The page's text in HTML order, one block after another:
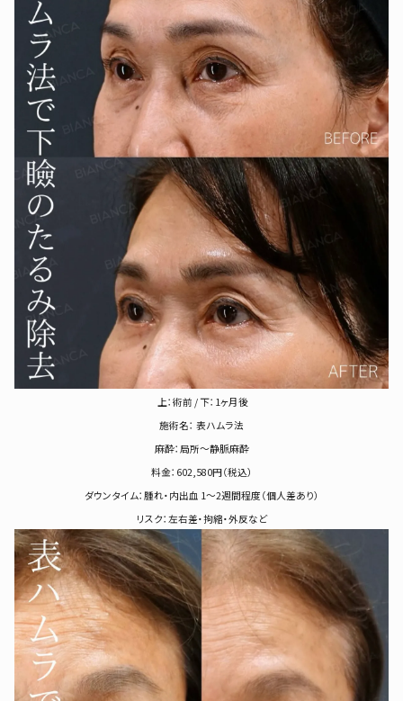
上：術前 / 下：1ヶ月後
施術名： 表ハムラ法
麻酔：局所～静脈麻酔
料金：602,580円（税込）
ダウンタイム：腫れ・内出血 1〜2週間程度（個人差あり）
リスク：左右差・拘縮・外反など